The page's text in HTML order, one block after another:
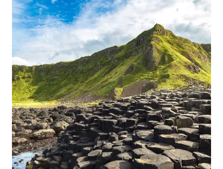
Programmes
Nos offres
Bureaux
Trouver un bureau
A propos de nous
Qui sommes-nous ?
EF recrute
Rejoignez nos équipes